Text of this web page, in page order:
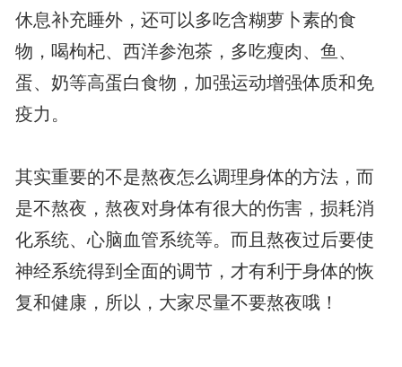
休息补充睡外，还可以多吃含糊萝卜素的食
物，喝枸杞、西洋参泡茶，多吃瘦肉、鱼、
蛋、奶等高蛋白食物，加强运动增强体质和免
疫力。
其实重要的不是熬夜怎么调理身体的方法，而
是不熬夜，熬夜对身体有很大的伤害，损耗消
化系统、心脑血管系统等。而且熬夜过后要使
神经系统得到全面的调节，才有利于身体的恢
复和健康，所以，大家尽量不要熬夜哦！